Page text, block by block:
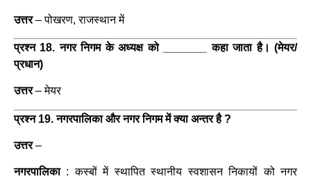
उत्तर–पोखरण, राजस्थान में
प्रश्न 18. नगर निगम के अध्यक्ष को _______ कहा जाता है। (मेयर/
प्रधान)
उत्तर–मेयर
प्रश्न 19. नगरपालिका और नगर निगम में क्या अन्तर है ?
उत्तर–
नगरपालिका: कस्बों में स्थापित स्थानीय स्वशासन निकायों को नगर